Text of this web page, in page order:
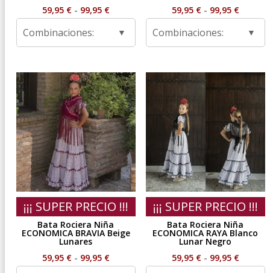
59,95 € - 99,95 €Rango
59,95 €
hasta
99,95 €
Combinaciones:
59,95 € - 99,95 €Rango
59,95 €
hasta
99,95 €
Combinaciones:
¡¡¡ SUPER PRECIO !!!
Bata Rociera Niña
ECONOMICA BRAVIA Beige
Lunares
59,95 € - 99,95 €Rango
¡¡¡ SUPER PRECIO !!!
Bata Rociera Niña
ECONOMICA RAYA Blanco
Lunar Negro
59,95 € - 99,95 €Rango